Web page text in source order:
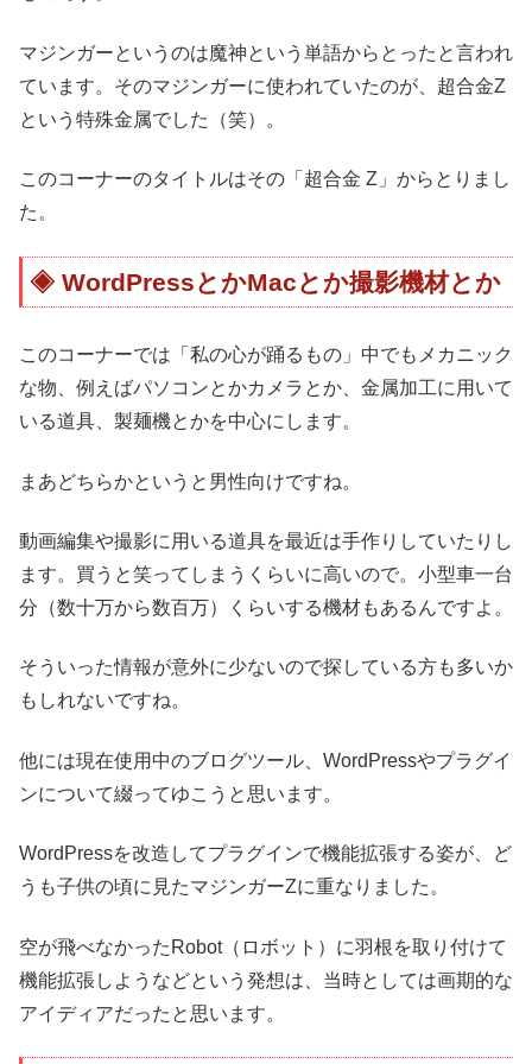
マジンガーというのは魔神という単語からとったと言われ
ています。そのマジンガーに使われていたのが、超合金Z
という特殊金属でした（笑）。
このコーナーのタイトルはその「超合金 Z」からとりまし
た。
WordPressとかMacとか撮影機材とか
このコーナーでは「私の心が踊るもの」中でもメカニック
な物、例えばパソコンとかカメラとか、金属加工に用いて
いる道具、製麺機とかを中心にします。
まあどちらかというと男性向けですね。
動画編集や撮影に用いる道具を最近は手作りしていたりし
ます。買うと笑ってしまうくらいに高いので。小型車一台
分（数十万から数百万）くらいする機材もあるんですよ。
そういった情報が意外に少ないので探している方も多いか
もしれないですね。
他には現在使用中のブログツール、WordPressやプラグイ
ンについて綴ってゆこうと思います。
WordPressを改造してプラグインで機能拡張する姿が、ど
うも子供の頃に見たマジンガーZに重なりました。
空が飛べなかったRobot（ロボット）に羽根を取り付けて
機能拡張しようなどという発想は、当時としては画期的な
アイディアだったと思います。